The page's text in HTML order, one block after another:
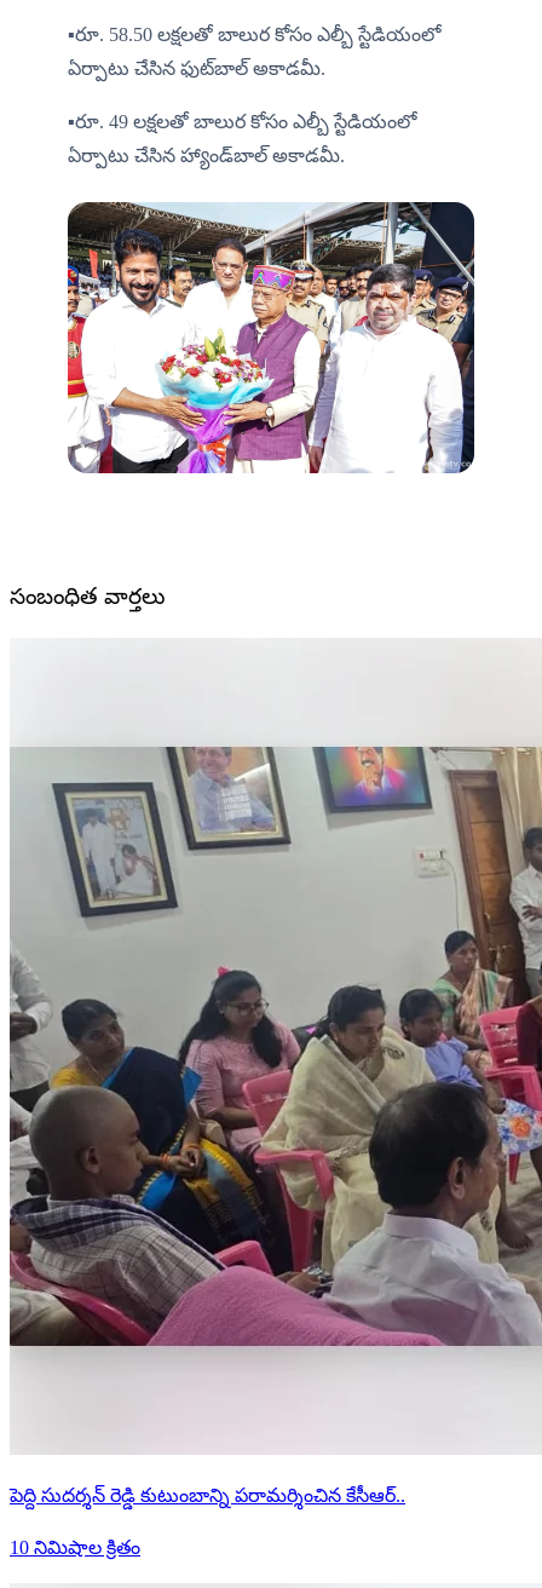
▪️రూ. 58.50 లక్షలతో బాలుర కోసం ఎల్బీ స్టేడియంలో
ఏర్పాటు చేసిన ఫుట్‌బాల్ అకాడమీ.
▪️రూ. 49 లక్షలతో బాలుర కోసం ఎల్బీ స్టేడియంలో
ఏర్పాటు చేసిన హ్యాండ్‌బాల్ అకాడమీ.
సంబంధిత వార్తలు
పెద్ది సుదర్శన్ రెడ్డి కుటుంబాన్ని పరామర్శించిన కేసీఆర్..
10 నిమిషాల క్రితం